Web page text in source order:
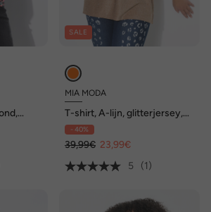
SALE
MIA MODA
T-shirt, A-lijn, glitterjersey,
trekkoord bij de taille
- 40%
39,99€ 23,99€
5
(1)